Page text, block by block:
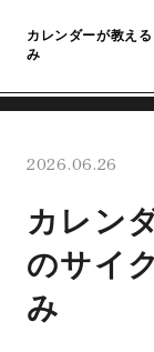
カレンダーが教え
み
2026.06.26
カレン
のサイ
み